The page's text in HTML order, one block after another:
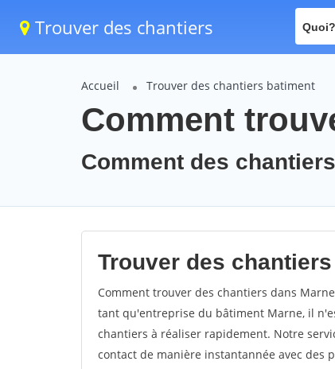
Trouver des chantiers Quoi?
Accueil Trouver des chantiers batiment
Comment
Comment des
Trouver des
Comment trouver des chantiers dans
tant qu'entreprise du bâtiment Marne, il
chantiers à réaliser rapidement. Notre
contact de manière instantannée avec des